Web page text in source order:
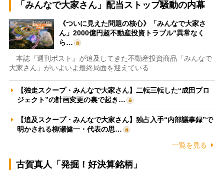
「みんなで大家さん」配当ストップ騒動の内幕
《ついに見えた問題の核心》「みんなで大家さ
ん」2000億円超不動産投資トラブル“異常なく
ら…
本誌『週刊ポスト』が追及してきた不動産投資商品「みんなで
大家さん」がいよいよ最終局面を迎えている…
【独走スクープ・みんなで大家さん】二転三転した“成田プロ
ジェクト”の計画変更の裏で起き…
【追及スクープ・みんなで大家さん】独占入手“内部議事録”で
明かされる柳瀬健一・代表の思…
一覧を見る
古賀真人「発掘！好決算銘柄」